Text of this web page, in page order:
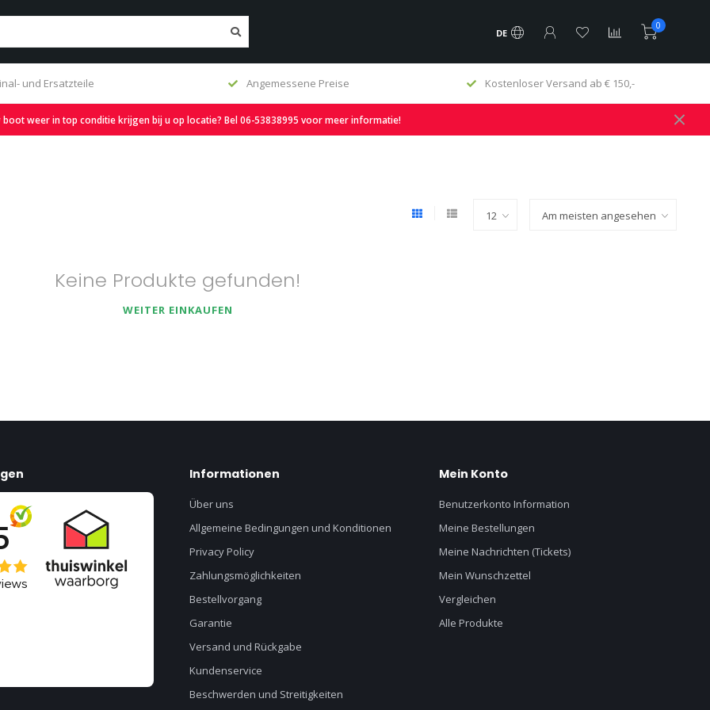
DE
0
und Ersatzteile Angemessene Preise Kostenloser Versand ab € 150,-
boot weer in top conditie krijgen bij u op locatie? Bel 06-53838995 voor meer informatie!
Keine Produkte gefunden!
WEITER EINKAUFEN
Informationen
Über uns
Allgemeine Bedingungen und Konditionen
Privacy Policy
Zahlungsmöglichkeiten
Bestellvorgang
Garantie
Versand und Rückgabe
Kundenservice
Beschwerden und Streitigkeiten
Mein Konto
Benutzerkonto Information
Meine Bestellungen
Meine Nachrichten (Tickets)
Mein Wunschzettel
Vergleichen
Alle Produkte